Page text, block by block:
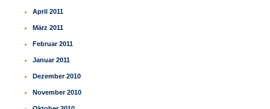
April 2011
März 2011
Februar 2011
Januar 2011
Dezember 2010
November 2010